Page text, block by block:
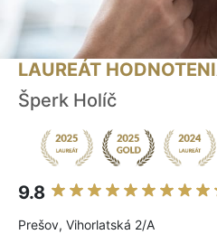
LAUREÁT
Šperk Holíč
9.8
Prešov, Vihorlatská 2/A